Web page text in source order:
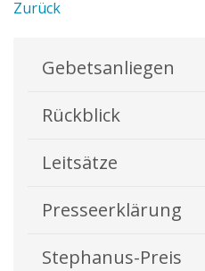
Zurück
Gebetsanliegen
Rückblick
Leitsätze
Presseerklärung
Stephanus-Preis